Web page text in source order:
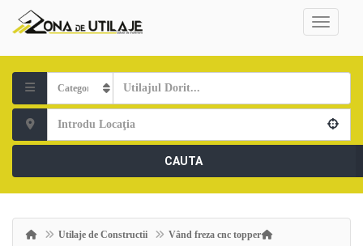
CAUTA
Utilaje de Constructii
Vând freza cnc topper